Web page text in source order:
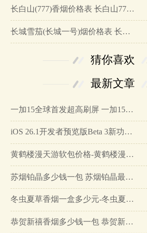
长白山(777)香烟价格表 长白山777多少钱…
长城雪茄(长城一号)烟价格表 长城一号雪茄价格200元/盒…
猜你喜欢
最新文章
一加15全球首发超高刷屏 一加15参数详细配置…
iOS 26.1开发者预览版Beta 3新功能详解…
黄鹤楼漫天游软包价格-黄鹤楼漫天游软包多少钱一盒…
苏烟铂晶多少钱一包 苏烟铂晶最新价格…
冬虫夏草香烟一盒多少元-冬虫夏草香烟一盒多少元2025最新价格…
恭贺新禧香烟多少钱一包 恭贺新禧香烟价格表和图片…